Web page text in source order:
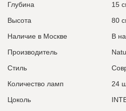
Глубина
15
Высота
80
Наличие в Москве
В
Производитель
Стиль
Количество ламп
24
Цоколь